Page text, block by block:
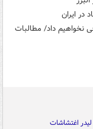
ایران
نخواهیم داد/ مطالبات
لیدر اغتشاشات